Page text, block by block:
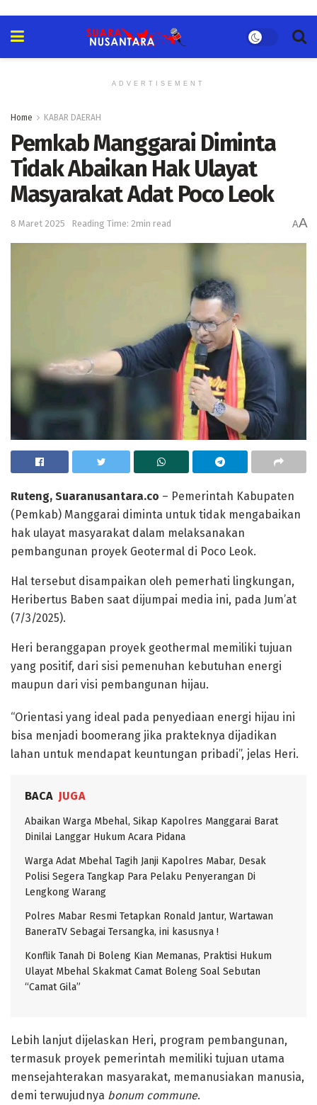
ADVERTISEMENT
Home KABAR DAERAH
Pemkab Manggarai Diminta
Tidak Abaikan Hak Ulayat
Masyarakat Adat Poco Leok
8 Maret 2025 Reading Time: 2min read AA
Ruteng, Suaranusantara.co – Pemerintah Kabupaten
(Pemkab) Manggarai diminta untuk tidak mengabaikan
hak ulayat masyarakat dalam melaksanakan
pembangunan proyek Geotermal di Poco Leok.
Hal tersebut disampaikan oleh pemerhati lingkungan,
Heribertus Baben saat dijumpai media ini, pada Jum’at
(7/3/2025).
Heri beranggapan proyek geothermal memiliki tujuan
yang positif, dari sisi pemenuhan kebutuhan energi
maupun dari visi pembangunan hijau.
“Orientasi yang ideal pada penyediaan energi hijau ini
bisa menjadi boomerang jika prakteknya dijadikan
lahan untuk mendapat keuntungan pribadi”, jelas Heri.
BACA JUGA
Abaikan Warga Mbehal, Sikap Kapolres Manggarai Barat
Dinilai Langgar Hukum Acara Pidana
Warga Adat Mbehal Tagih Janji Kapolres Mabar, Desak
Polisi Segera Tangkap Para Pelaku Penyerangan Di
Lengkong Warang
Polres Mabar Resmi Tetapkan Ronald Jantur, Wartawan
BaneraTV Sebagai Tersangka, ini kasusnya !
Konflik Tanah Di Boleng Kian Memanas, Praktisi Hukum
Ulayat Mbehal Skakmat Camat Boleng Soal Sebutan
“Camat Gila”
Lebih lanjut dijelaskan Heri, program pembangunan,
termasuk proyek pemerintah memiliki tujuan utama
mensejahterakan masyarakat, memanusiakan manusia,
demi terwujudnya bonum commune.